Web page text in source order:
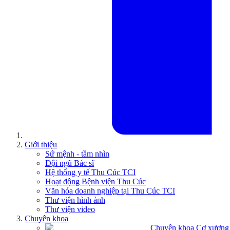
Giới thiệu
Sứ mệnh - tầm nhìn
Đội ngũ Bác sĩ
Hệ thống y tế Thu Cúc TCI
Hoạt động Bệnh viện Thu Cúc
Văn hóa doanh nghiệp tại Thu Cúc TCI
Thư viện hình ảnh
Thư viện video
Chuyên khoa
Chuyên khoa Cơ